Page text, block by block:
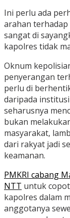
Ini perlu ada
arahan
sangat di
kapolres tidak
Oknum
penyerangan
perlu di
daripada
seharusnya
bukan
masyarakat,
dari rakyat jadi
keamanan.
PMKRI cabang
NTT untuk
kapolres dalam
anggotanya